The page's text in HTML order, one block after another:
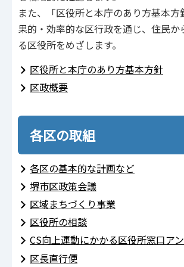
また、「区役所と本庁のあり方基本方
果的・効率的な区行政を通じ、住民か
る区役所をめざします。
区役所と本庁のあり方基本方針
区政概要
各区の取組
各区の基本的な計画など
堺市区政策会議
区域まちづくり事業
区役所の相談
CS向上運動にかかる区役所窓口ア
区長直行便